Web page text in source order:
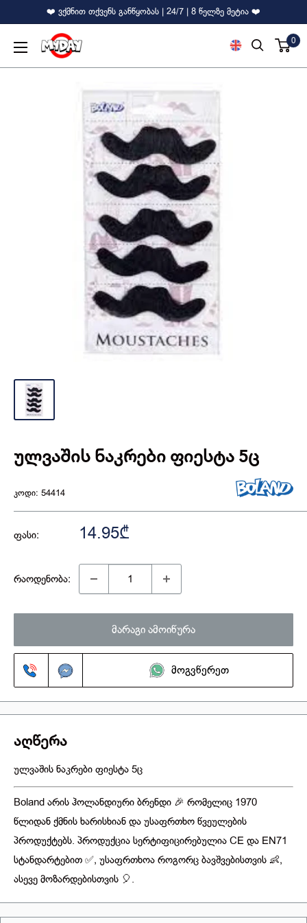
❤️ ვქმნით თქვენს განწყობას | 24/7 | 8 წელზე მეტია ❤️
MyDay 0
ულვაშის ნაკრები ფიესტა 5ც
კოდი: 54414
ფასი: 14.95₾
რაოდენობა:
მარაგი ამოიწურა
მოგვწერეთ
აღწერა
ულვაშის ნაკრები ფიესტა 5ც
Boland არის ჰოლანდიური ბრენდი 🎉 რომელიც 1970
წლიდან ქმნის ხარისხიან და უსაფრთხო წვეულების
პროდუქტებს. პროდუქცია სერტიფიცირებულია CE და EN71
სტანდარტებით ✅, უსაფრთხოა როგორც ბავშვებისთვის 👶,
ასევე მოზარდებისთვის 🎈.